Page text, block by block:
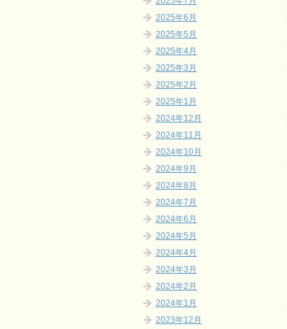
2025年6月
2025年5月
2025年4月
2025年3月
2025年2月
2025年1月
2024年12月
2024年11月
2024年10月
2024年9月
2024年8月
2024年7月
2024年6月
2024年5月
2024年4月
2024年3月
2024年2月
2024年1月
2023年12月